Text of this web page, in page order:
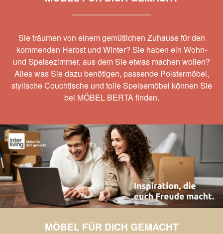
Sie träumen von einem gemütlichen Zuhause für den
kommenden Herbst und Winter? Sie haben ein Wohn-
und Speisezimmer, aus dem Sie etwas machen wollen?
Alles was Sie dazu benötigen, passende Polstermöbel,
stylische Couchtische und tolle Speisemöbel können Sie
bei MÖBEL BERTA finden.
MÖBEL FÜR DICH GEMACHT